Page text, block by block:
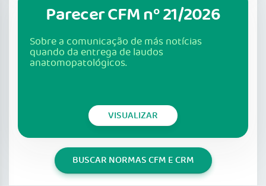
Parecer CFM nº 21/2026
Sobre a comunicação de más notícias
quando da entrega de laudos
anatomopatológicos.
VISUALIZAR
BUSCAR NORMAS CFM E CRM